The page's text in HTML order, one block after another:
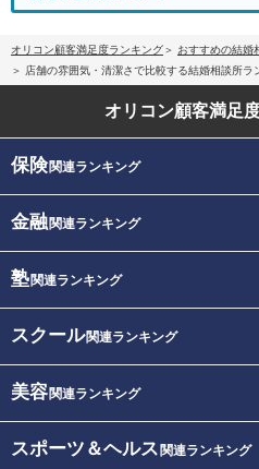
オリコン顧客満足度ランキング おすすめの結婚
店舗の雰囲気・清潔さで比較する結婚相談所ラ
オリコン顧客満足
保険関連ランキング
金融関連ランキング
塾関連ランキング
スクール関連ランキング
美容関連ランキング
スポーツ＆ヘルス 関連ランキング